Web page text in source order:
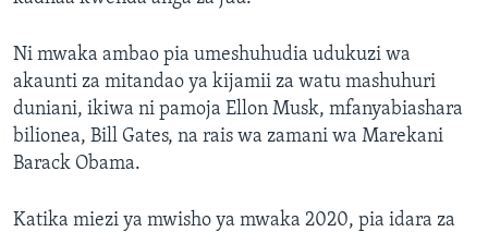
Ni mwaka ambao pia umeshuhudia udukuzi wa
akaunti za mitandao ya kijamii za watu mashuhuri
duniani, ikiwa ni pamoja Ellon Musk, mfanyabiashara
bilionea, Bill Gates, na rais wa zamani wa Marekani
Barack Obama.
Katika miezi ya mwisho ya mwaka 2020, pia idara za